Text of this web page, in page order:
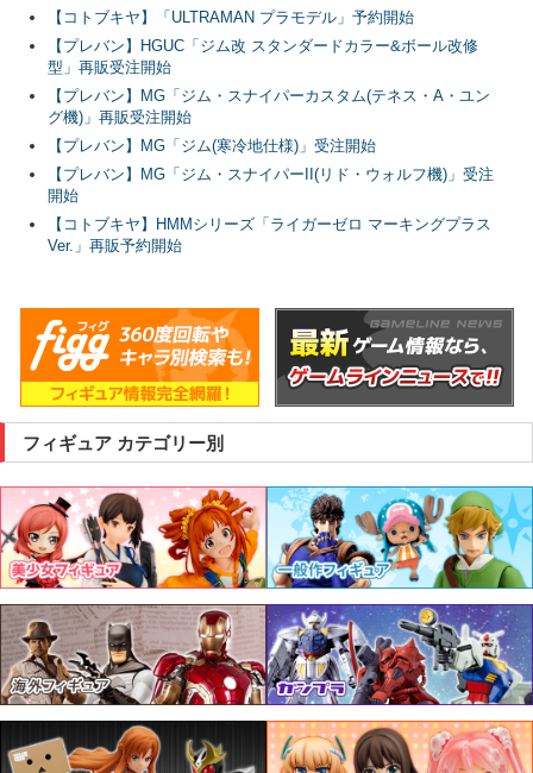
【コトブキヤ】「ULTRAMAN プラモデル」予約開始
【プレバン】HGUC「ジム改 スタンダードカラー&ボール改修
型」再販受注開始
【プレバン】MG「ジム・スナイパーカスタム(テネス・A・ユン
グ機)」再販受注開始
【プレバン】MG「ジム(寒冷地仕様)」受注開始
【プレバン】MG「ジム・スナイパーII(リド・ウォルフ機)」受注
開始
【コトブキヤ】HMMシリーズ「ライガーゼロ マーキングプラス
Ver.」再販予約開始
フィギュア カテゴリー別